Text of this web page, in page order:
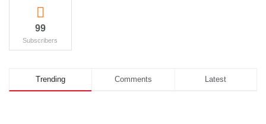
99
Subscribers
Trending Comments Latest